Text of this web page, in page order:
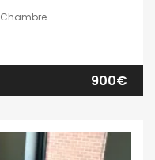
Chambre
900€